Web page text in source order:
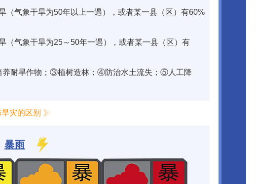
（气象干旱为50年以上一遇），或者某一县（区）有60%
（气象干旱为25～50年一遇），或者某一县（区）有
耐旱作物；③植树造林；④防治水土流失；⑤人工降
灾的区别
暴雨
护理床
整体衣柜
网络地板